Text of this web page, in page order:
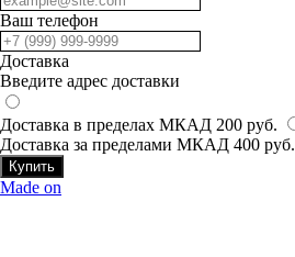
Ваш телефон
Доставка
Введите адрес доставки
Доставка в пределах МКАД 200 руб.
Доставка за пределами МКАД 400 руб.
Купить
Made on